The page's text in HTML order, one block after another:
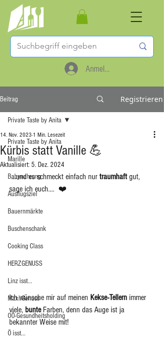
Anmelden
Beitrag Registrieren
Private Taste by Anita
Marille
Babynahrung
Ausflugsziel
Bauernmärkte
Buschenschank
Cooking Class
HERZGENUSS
Linz isst...
Maxi.Genuss
OÖ-Gesundheitsholding
Ö isst...
Private Taste by Anita
Kürbis statt Vanille 💪
14. Nov. 2023 1 Min. Lesezeit
Aktualisiert: 5. Dez. 2024
...und es schmeckt einfach nur traumhaft gut,
sage ich euch....  ❤️
Ich wünsche mir auf meinen Kekse-Tellern immer
viele, bunte Farben, denn das Auge ist ja
bekannter Weise mit!